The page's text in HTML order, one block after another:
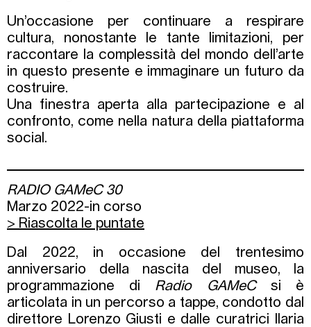
Un’occasione per continuare a respirare
cultura, nonostante le tante limitazioni, per
raccontare la complessità del mondo dell’arte
in questo presente e immaginare un futuro da
costruire.
Una finestra aperta alla partecipazione e al
confronto, come nella natura della piattaforma
social.
RADIO GAMeC 30
Marzo 2022-in corso
> Riascolta le puntate
Dal 2022, in occasione del trentesimo
anniversario della nascita del museo, la
programmazione di Radio GAMeCsi è
articolata in un percorso a tappe, condotto dal
direttore Lorenzo Giusti e dalle curatrici Ilaria